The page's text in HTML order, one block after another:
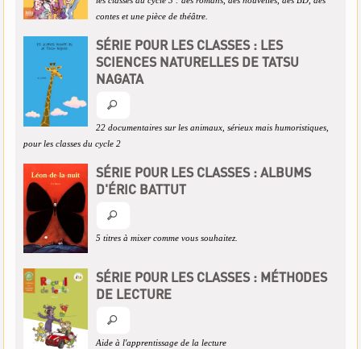
contes et une pièce de théâtre.
SÉRIE POUR LES CLASSES : LES
SCIENCES NATURELLES DE TATSU
NAGATA
22 documentaires sur les animaux, sérieux mais humoristiques,
pour les classes du cycle 2
SÉRIE POUR LES CLASSES : ALBUMS
D'ÉRIC BATTUT
5 titres à mixer comme vous souhaitez.
SÉRIE POUR LES CLASSES : MÉTHODES
DE LECTURE
Aide à l'apprentissage de la lecture